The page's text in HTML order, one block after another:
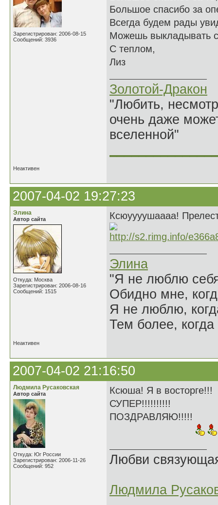
Зарегистрирован: 2006-08-15
Сообщений: 3936
Большое спасибо за
Всегда будем рады
Можешь выкладывать
С теплом,
Лиз
Золотой-Дракон
"Любить,
очень даже
вселенной"
Неактивен
2007-04-02 19:27:23
Элина
Автор сайта
Откуда: Москва
Зарегистрирован: 2006-08-16
Сообщений: 1515
Ксюуууушаааа!
Элина
"Я не люблю
Обидно мне,
Я не люблю,
Тем более,
Неактивен
2007-04-02 21:16:50
Людмила Русаковская
Автор сайта
Откуда: Юг России
Зарегистрирован: 2006-11-26
Сообщений: 952
Ксюша! Я в восторге!!!
СУПЕР!!!!!!!!!!
ПОЗДРАВЛЯЮ!!!!!
Любви
Людмила